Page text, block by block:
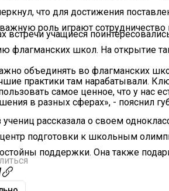
что для достижения
роль играют сотрудничество
встречи учащиеся
флагманских школ. На открытие
объединять во флагманских
практики там нарабатывали.
самое ценное, что у нас
в разных сферах», - пояснил
учениц рассказала о своем
подготовки к школьным
поддержки. Она также